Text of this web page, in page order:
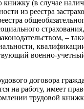
книжку (в случае
из реестра
–
военно-
договора
на работу, имеет
трудовой